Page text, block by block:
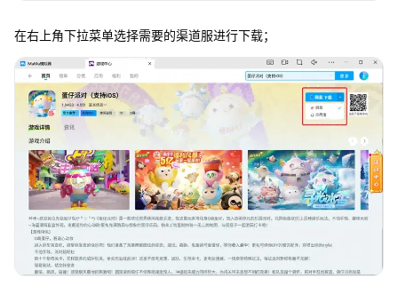
在右上角下拉菜单选择需要的渠道服进行下载；